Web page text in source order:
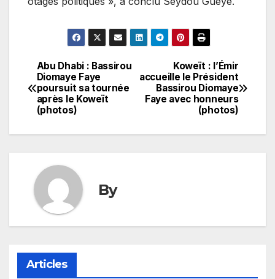
Navigation
de
l’article
Koweït : l’Émir
accueille le Président
Bassirou Diomaye
Faye avec honneurs
(photos)
Abu Dhabi : Bassirou
Diomaye Faye
poursuit sa tournée
après le Koweït
(photos)
By
Articles